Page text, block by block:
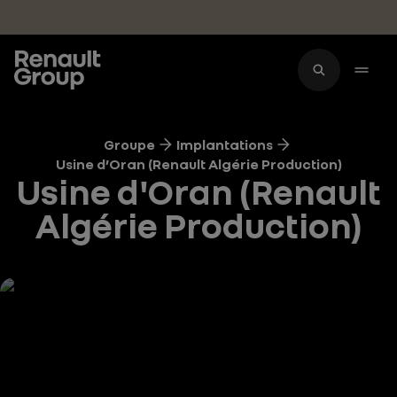
Groupe
Implantations
Usine d’Oran (Renault Algérie Production)
Usine d'Oran (Renault
Algérie Production)